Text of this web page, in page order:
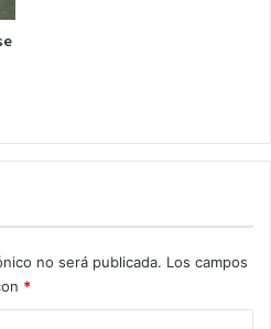
no será publicada. Los campos
*